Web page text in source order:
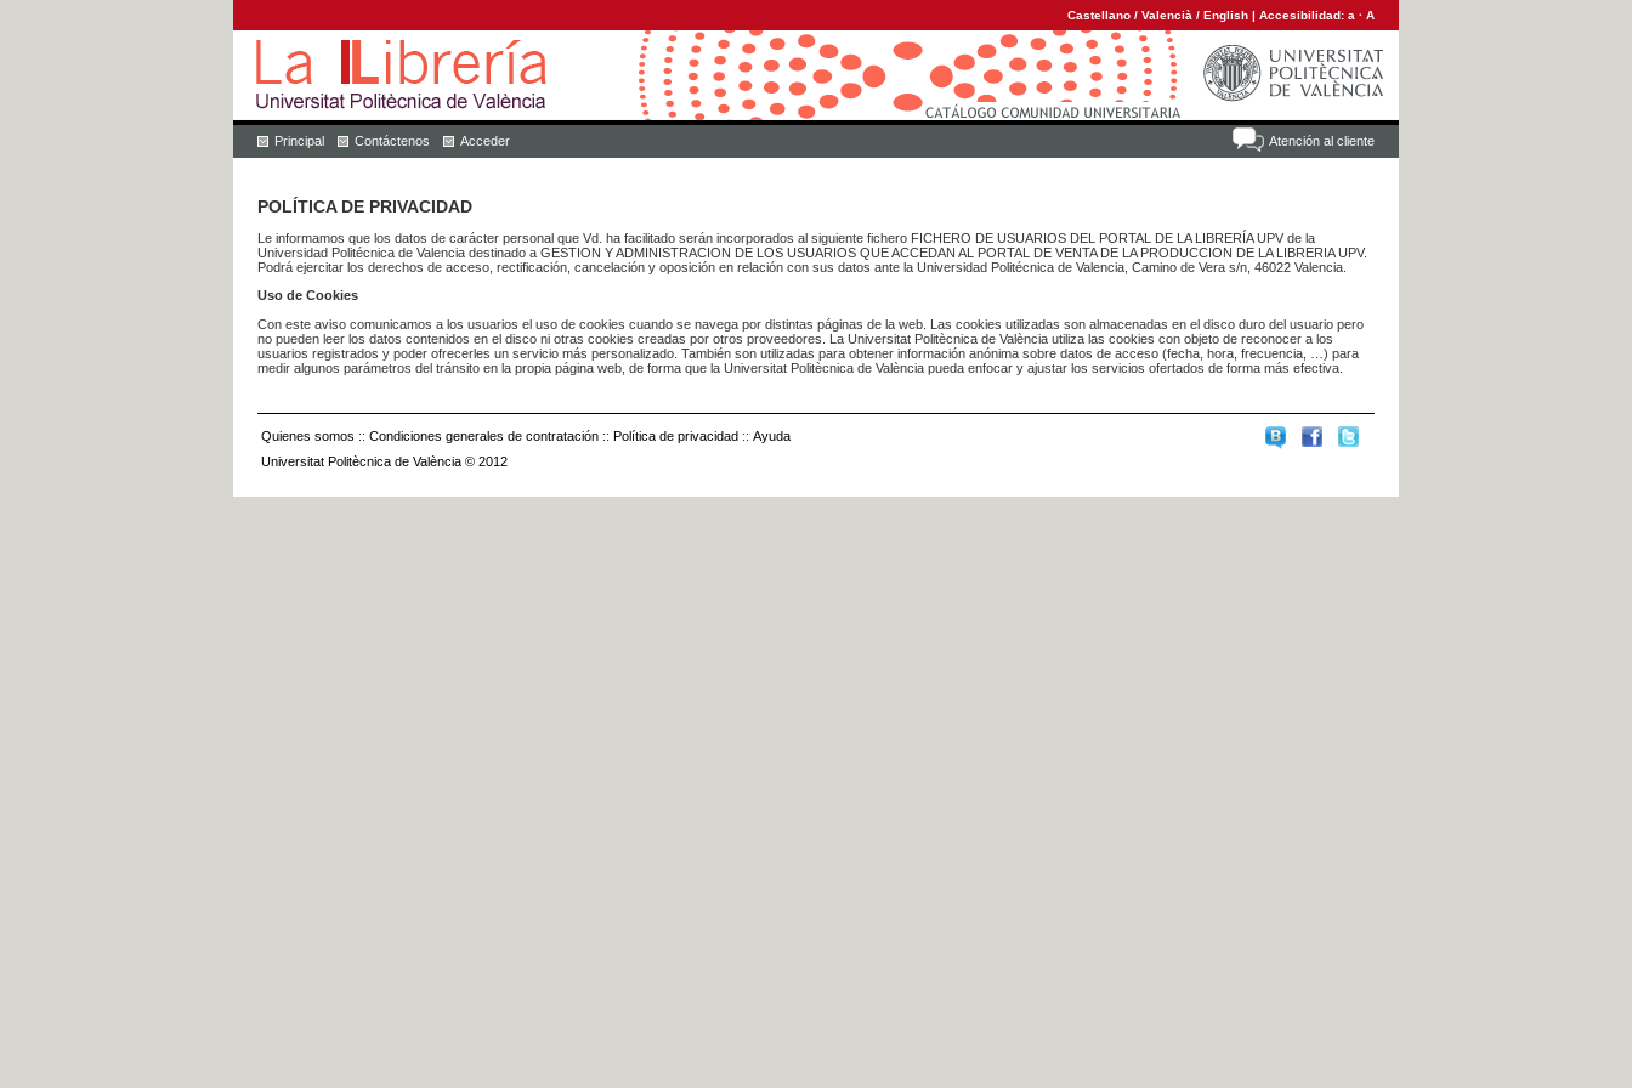
Castellano / Valencià / English | Accesibilidad: a · A
Atención al cliente
Principal Contáctenos Acceder
POLÍTICA DE PRIVACIDAD
Le informamos que los datos de carácter personal que Vd. ha facilitado serán incorporados al siguiente fichero FICHERO DE USUARIOS DEL PORTAL DE LA LIBRERÍA UPV de la
Universidad Politécnica de Valencia destinado a GESTION Y ADMINISTRACION DE LOS USUARIOS QUE ACCEDAN AL PORTAL DE VENTA DE LA PRODUCCION DE LA LIBRERIA UPV.
Podrá ejercitar los derechos de acceso, rectificación, cancelación y oposición en relación con sus datos ante la Universidad Politécnica de Valencia, Camino de Vera s/n, 46022 Valencia.
Uso de Cookies
Con este aviso comunicamos a los usuarios el uso de cookies cuando se navega por distintas páginas de la web. Las cookies utilizadas son almacenadas en el disco duro del usuario pero
no pueden leer los datos contenidos en el disco ni otras cookies creadas por otros proveedores. La Universitat Politècnica de València utiliza las cookies con objeto de reconocer a los
usuarios registrados y poder ofrecerles un servicio más personalizado. También son utilizadas para obtener información anónima sobre datos de acceso (fecha, hora, frecuencia, …) para
medir algunos parámetros del tránsito en la propia página web, de forma que la Universitat Politècnica de València pueda enfocar y ajustar los servicios ofertados de forma más efectiva.
Quienes somos :: Condiciones generales de contratación :: Política de privacidad :: Ayuda
Universitat Politècnica de València © 2012